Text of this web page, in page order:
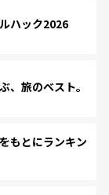
ハック2026
旅のベスト。
もとにランキン